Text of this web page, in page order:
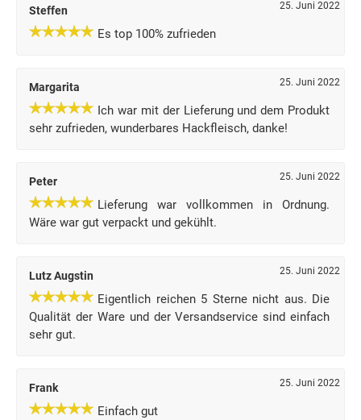
Steffen 25. Juni 2022
Es top 100% zufrieden
Margarita 25. Juni 2022
Ich war mit der Lieferung und dem Produkt
sehr zufrieden, wunderbares Hackfleisch, danke!
Peter 25. Juni 2022
Lieferung war vollkommen in Ordnung.
Wäre war gut verpackt und gekühlt.
Lutz Augstin 25. Juni 2022
Eigentlich reichen 5 Sterne nicht aus. Die
Qualität der Ware und der Versandservice sind einfach
sehr gut.
Frank 25. Juni 2022
Einfach gut